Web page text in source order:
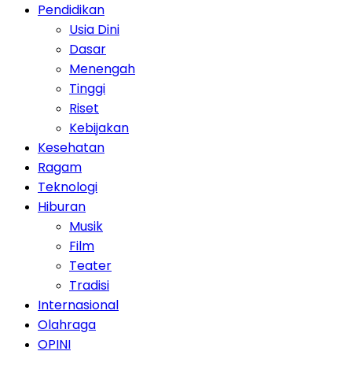
Pendidikan
Usia Dini
Dasar
Menengah
Tinggi
Riset
Kebijakan
Kesehatan
Ragam
Teknologi
Hiburan
Musik
Film
Teater
Tradisi
Internasional
Olahraga
OPINI